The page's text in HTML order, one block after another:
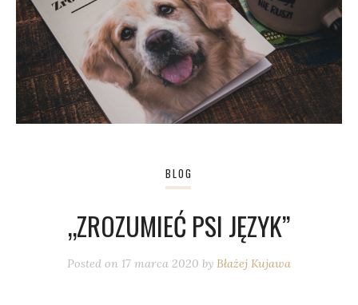
BLOG
„ZROZUMIEĆ PSI JĘZYK”
Posted on 17 marca 2020 by Błażej Kujawa